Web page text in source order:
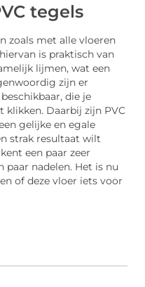
tegels
zoals met alle vloeren
is praktisch van
lijmen, wat een
zijn er
die je
klikken. Daarbij zijn PVC
gelijke en egale
strak resultaat wilt
een paar zeer
paar nadelen. Het is nu
of deze vloer iets voor